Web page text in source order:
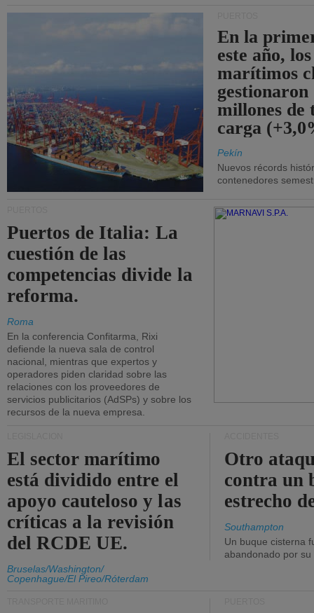
En la
este año,
marítimos
gestionaron
millones de
carga
Pekín
Nuevos récords
contenedores
Puertos de Italia: La
cuestión de las
competencias divide la
reforma.
Roma
En la conferencia Confitarma, Rixi
defiende la nueva sala de control
nacional, mientras que expertos y
operadores piden claridad sobre las
relaciones con los proveedores de
servicios publicitarios (AdSPs) y sobre los
recursos de la nueva empresa.
El sector marítimo
está dividido entre el
apoyo cauteloso y las
críticas a la revisión
del RCDE UE.
Bruselas/Washington/
Copenhague/El Pireo/Róterdam
Otro
contra un
estrecho
Southampton
Un buque cisterna
abandonado por su